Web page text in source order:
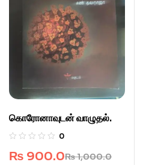
கொரோனாவுடன் வாழுதல்.
0
₨1,000.0
₨ 900.0